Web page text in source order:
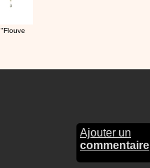
"Flouve
Ajouter un
commentaire